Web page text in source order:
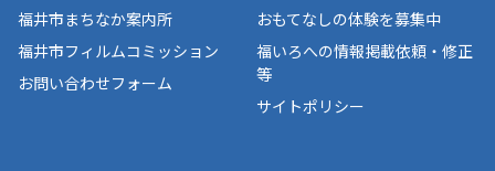
福井市まちなか案内所
福井市フィルムコミッション
お問い合わせフォーム
おもてなしの体験を募集中
福いろへの情報掲載依頼・修正
等
サイトポリシー